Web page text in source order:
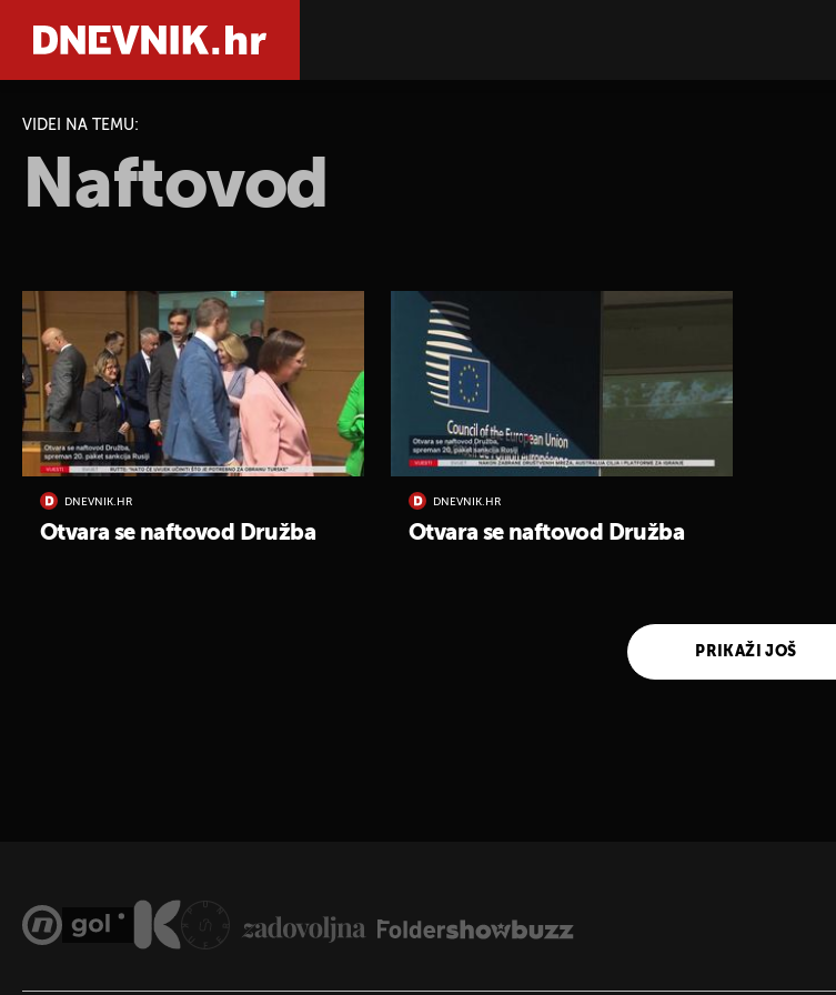
VIDEI NA TEMU:
Naftovod
DNEVNIK.HR
Otvara se naftovod Družba
DNEVNIK.HR
Otvara se naftovod Družba
PRIKAŽI JOŠ